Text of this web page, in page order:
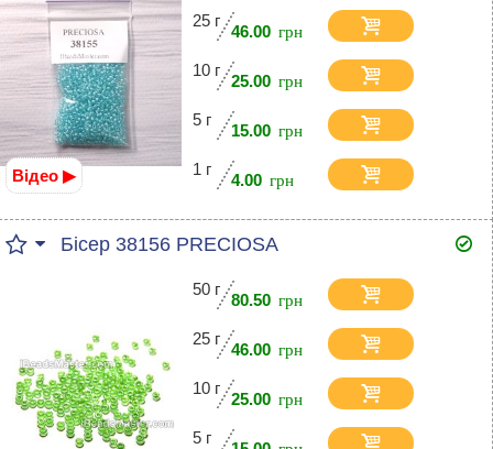
Відео ▶
25 г
46.00
10 г
25.00
5 г
15.00
1 г
4.00
Бісер 38156 PRECIOSA
50 г
80.50
25 г
46.00
10 г
25.00
5 г